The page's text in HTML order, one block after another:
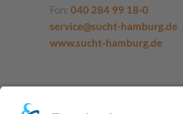
Fon: 040 284 99 18-0
service@sucht-hamburg.de
www.sucht-hamburg.de